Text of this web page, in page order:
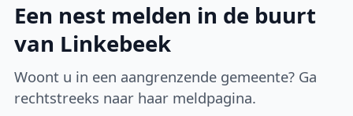
Een nest melden in de buurt
van Linkebeek
Woont u in een aangrenzende gemeente? Ga
rechtstreeks naar haar meldpagina.